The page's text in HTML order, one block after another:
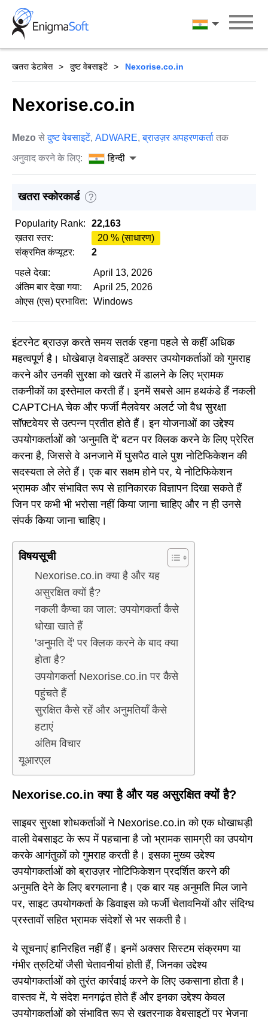
Skip
content
हिन्दी
खतरा डेटाबेस दुष्ट वेबसाइटें Nexorise.co.in
Nexorise.co.in
Mezo सेदुष्ट वेबसाइटें, ADWARE,ब्राउज़र अपहरणकर्ता तक
अनुवाद करने के लिए:
हिन्दी
खतरा स्कोरकार्ड ?
Popularity Rank:
22,163
ख़तरा स्तर:
20 % (साधारण)
संक्रमित कंप्यूटर:
2
पहले देखा:
April 13, 2026
अंतिम बार देखा गया:
April 25, 2026
ओएस (एस) प्रभावित:
Windows
इंटरनेट ब्राउज़ करते समय सतर्क रहना पहले से कहीं अधिक
महत्वपूर्ण है। धोखेबाज़ वेबसाइटें अक्सर उपयोगकर्ताओं को गुमराह
करने और उनकी सुरक्षा को खतरे में डालने के लिए भ्रामक
तकनीकों का इस्तेमाल करती हैं। इनमें सबसे आम हथकंडे हैं नकली
CAPTCHA चेक और फर्जी मैलवेयर अलर्ट जो वैध सुरक्षा
सॉफ़्टवेयर से उत्पन्न प्रतीत होते हैं। इन योजनाओं का उद्देश्य
उपयोगकर्ताओं को 'अनुमति दें' बटन पर क्लिक करने के लिए प्रेरित
करना है, जिससे वे अनजाने में घुसपैठ वाले पुश नोटिफिकेशन की
सदस्यता ले लेते हैं। एक बार सक्षम होने पर, ये नोटिफिकेशन
भ्रामक और संभावित रूप से हानिकारक विज्ञापन दिखा सकते हैं
जिन पर कभी भी भरोसा नहीं किया जाना चाहिए और न ही उनसे
संपर्क किया जाना चाहिए।
विषयसूची
Nexorise.co.in क्या है और यह
असुरक्षित क्यों है?
नकली कैप्चा का जाल: उपयोगकर्ता कैसे
धोखा खाते हैं
'अनुमति दें' पर क्लिक करने के बाद क्या
होता है?
उपयोगकर्ता Nexorise.co.in पर कैसे
पहुंचते हैं
सुरक्षित कैसे रहें और अनुमतियाँ कैसे
हटाएं
अंतिम विचार
यूआरएल
Nexorise.co.in क्या है और यह असुरक्षित क्यों है?
साइबर सुरक्षा शोधकर्ताओं ने Nexorise.co.in को एक धोखाधड़ी
वाली वेबसाइट के रूप में पहचाना है जो भ्रामक सामग्री का उपयोग
करके आगंतुकों को गुमराह करती है। इसका मुख्य उद्देश्य
उपयोगकर्ताओं को ब्राउज़र नोटिफिकेशन प्रदर्शित करने की
अनुमति देने के लिए बरगलाना है। एक बार यह अनुमति मिल जाने
पर, साइट उपयोगकर्ता के डिवाइस को फर्जी चेतावनियों और संदिग्ध
प्रस्तावों सहित भ्रामक संदेशों से भर सकती है।
ये सूचनाएं हानिरहित नहीं हैं। इनमें अक्सर सिस्टम संक्रमण या
गंभीर त्रुटियों जैसी चेतावनीयां होती हैं, जिनका उद्देश्य
उपयोगकर्ताओं को तुरंत कार्रवाई करने के लिए उकसाना होता है।
वास्तव में, ये संदेश मनगढ़ंत होते हैं और इनका उद्देश्य केवल
उपयोगकर्ताओं को संभावित रूप से खतरनाक वेबसाइटों पर भेजना